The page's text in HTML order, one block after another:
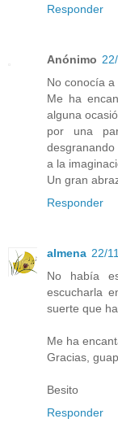
Responder
Anónimo
No conocía a
Me ha
alguna
por una
a la
Un gran
Responder
almena 22/
No había
escucharla
suerte que
Me ha
Gracias,
Besito
Responder